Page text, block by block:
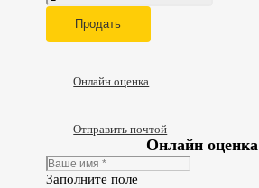
Продать
Онлайн оценка
Отправить почтой
Онлайн оценка
Заполните поле